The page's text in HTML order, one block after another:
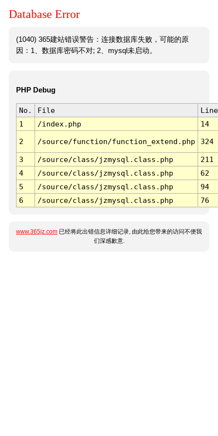
Database Error
(1040) 365建站错误警告：连接数据库失败，可能的原
因：1、数据库密码不对; 2、mysql未启动。
PHP Debug
No. File
Line
1
/index.php 14
2 /source/function/function_extend.php 324
3 /source/class/jzmysql.class.php
211
4
/source/class/jzmysql.class.php
62
5
/source/class/jzmysql.class.php
94
6
/source/class/jzmysql.class.php 76
www.365jz.com 已经将此出错信息详细记录, 由此给您带来的访问不便我
们深感歉意.